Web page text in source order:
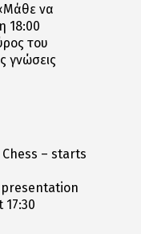
να
18:00
του
γνώσεις
– starts